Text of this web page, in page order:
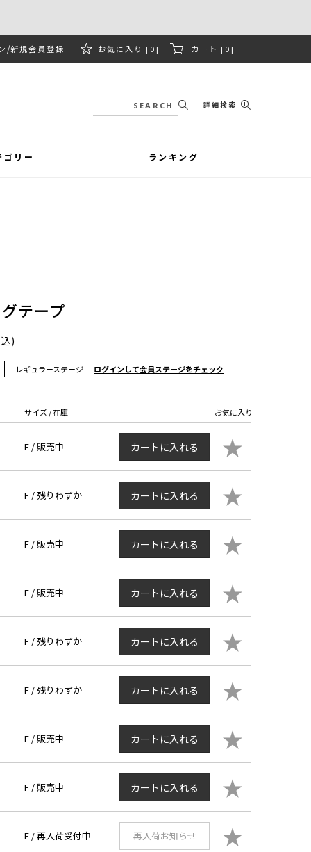
新規会員登録 お気に入り [0] カート [0]
詳細検索
ゴリー ランキング
テープ
)
レギュラーステージ ログインして会員ステージをチェック
サイズ / 在庫 お気に入り
F / 販売中 カートに入れる ★
F /残りわずか カートに入れる ★
F / 販売中 カートに入れる ★
F / 販売中 カートに入れる ★
F /残りわずか カートに入れる ★
F /残りわずか カートに入れる ★
F / 販売中 カートに入れる ★
F / 販売中 カートに入れる ★
F /再入荷受付中 再入荷お知らせ ★